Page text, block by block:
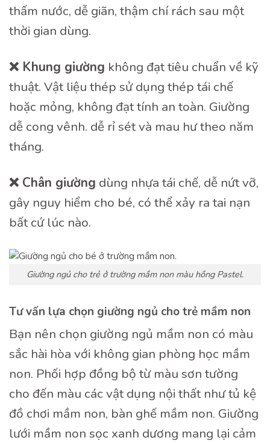
thấm nước, dễ giãn, thậm chí rách sau một
thời gian dùng.
❌ Khung giường không đạt tiêu chuẩn về kỹ
thuật. Vật liệu thép sử dụng thép tái chế
hoặc mỏng, không đạt tính an toàn. Giường
dễ cong vênh. dễ rỉ sét và mau hư theo năm
tháng.
❌ Chân giường dùng nhựa tái chế, dễ nứt vỡ,
gây nguy hiểm cho bé, có thể xảy ra tai nạn
bất cứ lúc nào.
Giường ngủ cho trẻ ở trường mầm non màu hồng Pastel.
Tư vấn lựa chọn giường ngủ cho trẻ mầm non
Bạn nên chọn giường ngủ mầm non có màu
sắc hài hòa với không gian phòng học mầm
non. Phối hợp đồng bộ từ màu sơn tường
cho đến màu các vật dụng nội thất như tủ kệ
đồ chơi mầm non, bàn ghế mầm non. Giường
lưới mầm non sọc xanh dương mang lại cảm